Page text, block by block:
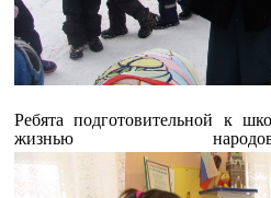
Ребята подготовительной к
жизнью